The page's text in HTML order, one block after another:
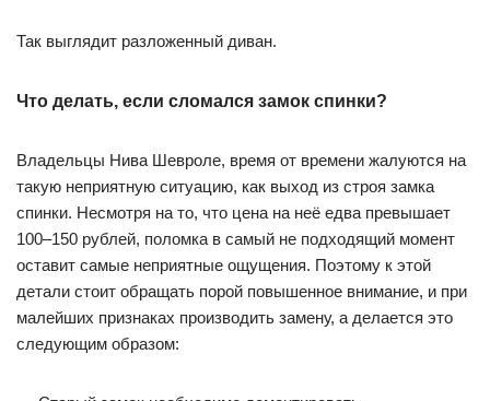
Так выглядит разложенный диван.
Что делать, если сломался замок спинки?
Владельцы Нива Шевроле, время от времени жалуются на
такую неприятную ситуацию, как выход из строя замка
спинки. Несмотря на то, что цена на неё едва превышает
100–150 рублей, поломка в самый не подходящий момент
оставит самые неприятные ощущения. Поэтому к этой
детали стоит обращать порой повышенное внимание, и при
малейших признаках производить замену, а делается это
следующим образом: